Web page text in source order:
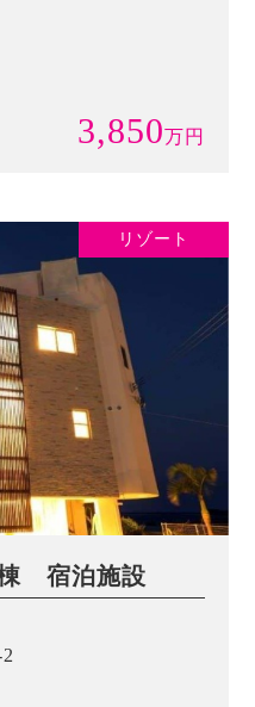
3,850万円
リゾート
宿泊施設